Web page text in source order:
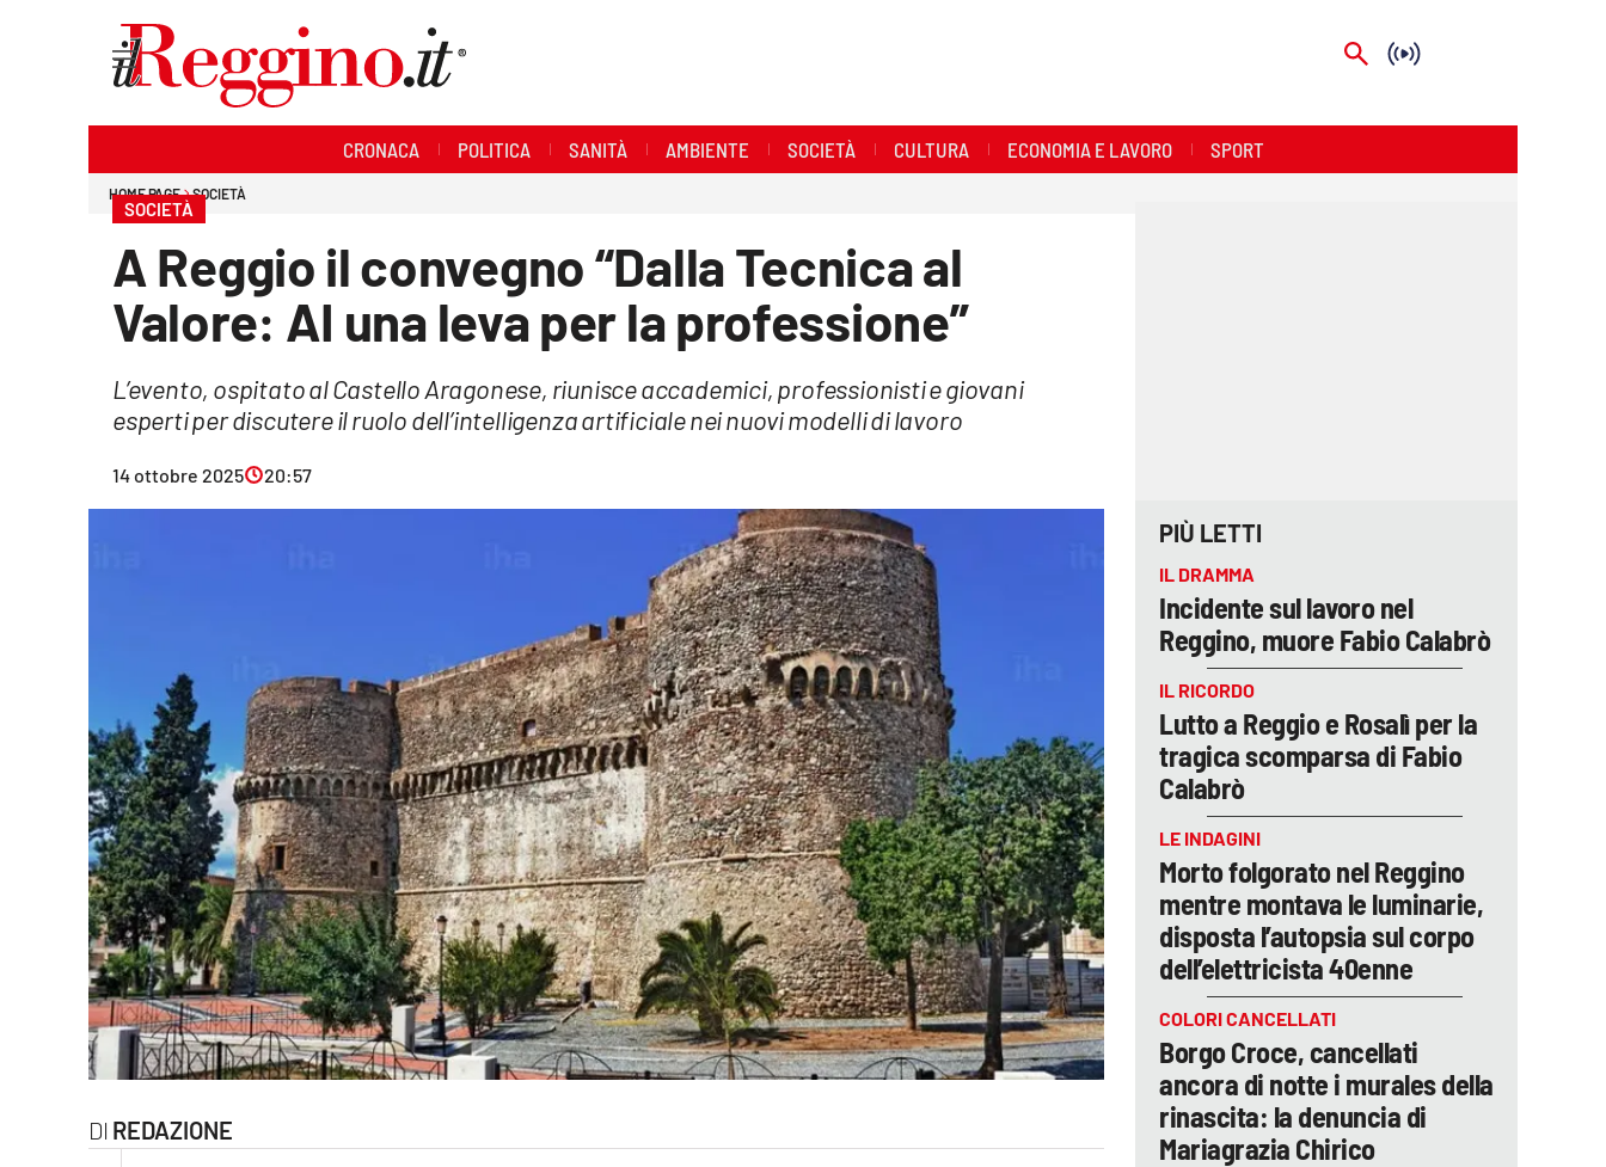
Lac Network
CRONACA POLITICA SANITÀ AMBIENTE SOCIETÀ CULTURA ECONOMIA E LAVORO SPORT
HOME PAGE SOCIETÀ
SOCIETÀ
A Reggio il convegno “Dalla Tecnica al
Valore: AI una leva per la professione”
L’evento, ospitato al Castello Aragonese, riunisce accademici, professionisti e giovani
esperti per discutere il ruolo dell’intelligenza artificiale nei nuovi modelli di lavoro
14 ottobre 2025 20:57
REDAZIONE
PIÙ LETTI
IL DRAMMA
Incidente sul lavoro nel
Reggino, muore Fabio Calabrò
IL RICORDO
Lutto a Reggio e Rosalì per la
tragica scomparsa di Fabio
Calabrò
LE INDAGINI
Morto folgorato nel Reggino
mentre montava le luminarie,
disposta l’autopsia sul corpo
dell’elettricista 40enne
COLORI CANCELLATI
Borgo Croce, cancellati
ancora di notte i murales della
rinascita: la denuncia di
Mariagrazia Chirico